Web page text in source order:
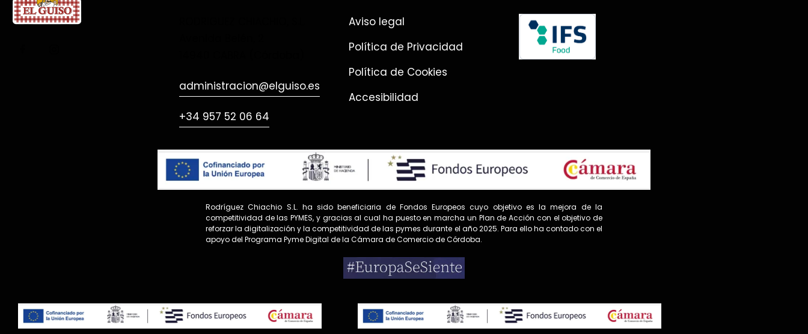
administracion@elguiso.es
+34 957 52 06 64
Aviso legal
Política de Privacidad
Política de Cookies
Accesibilidad
Rodríguez Chiachio S.L. ha sido beneficiaria de Fondos Europeos cuyo objetivo es la mejora de la
competitividad de las PYMES, y gracias al cual ha puesto en marcha un Plan de Acción con el objetivo de
reforzar la digitalización y la competitividad de las pymes durante el año 2025. Para ello ha contado con el
apoyo del Programa Pyme Digital de la Cámara de Comercio de Córdoba.